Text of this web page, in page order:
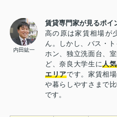
内田紘一
賃貸専門家が見るポイ
高の原は家賃相場が
ん。しかし、バス・
ホン、独立洗面台、
ど、奈良大学生に人
エリアです。家賃相
や暮らしやすさまで
です。